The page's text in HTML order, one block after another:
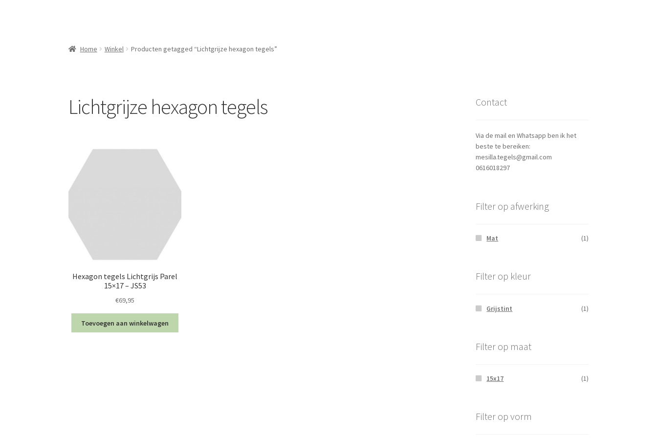
Home Winkel Producten getagged “Lichtgrijze hexagon tegels”
Lichtgrijze hexagon tegels
Hexagon tegels Lichtgrijs Parel
15×17 – JS53
€69,95
Toevoegen aan winkelwagen
Contact
Via de mail en Whatsapp ben ik het
beste te bereiken:
mesilla.tegels@gmail.com
0616018297
Filter op afwerking
Mat (1)
Filter op kleur
Grijstint (1)
Filter op maat
15x17 (1)
Filter op vorm